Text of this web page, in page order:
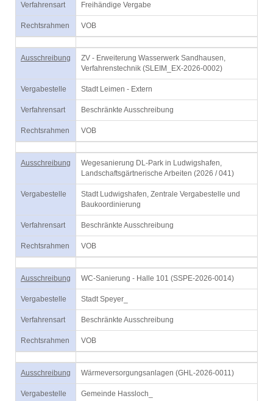
Verfahrensart Freihändige Vergabe
Rechtsrahmen VOB
Ausschreibung
ZV - Erweiterung Wasserwerk Sandhausen,
Verfahrenstechnik (SLEIM_EX-2026-0002)
Vergabestelle Stadt Leimen - Extern
Verfahrensart Beschränkte Ausschreibung
Rechtsrahmen VOB
Ausschreibung
Wegesanierung DL-Park in Ludwigshafen,
Landschaftsgärtnerische Arbeiten (2026 / 041)
Vergabestelle
Stadt Ludwigshafen, Zentrale Vergabestelle und
Baukoordinierung
Verfahrensart Beschränkte Ausschreibung
Rechtsrahmen VOB
Ausschreibung WC-Sanierung - Halle 101 (SSPE-2026-0014)
Vergabestelle Stadt Speyer_
Verfahrensart Beschränkte Ausschreibung
Rechtsrahmen VOB
Ausschreibung Wärmeversorgungsanlagen (GHL-2026-0011)
Vergabestelle Gemeinde Hassloch_